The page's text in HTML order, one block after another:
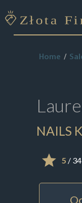
Home
NAILS
5 /